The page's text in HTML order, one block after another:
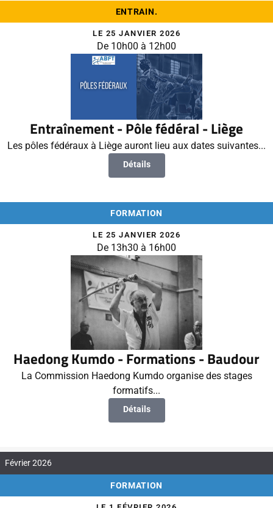
ENTRAIN.
LE 25 JANVIER 2026
De 10h00 à 12h00
Entraînement - Pôle fédéral - Liège
Les pôles fédéraux à Liège auront lieu aux dates suivantes...
Détails
FORMATION
LE 25 JANVIER 2026
De 13h30 à 16h00
Haedong Kumdo - Formations - Baudour
La Commission Haedong Kumdo organise des stages
formatifs...
Détails
Février 2026
FORMATION